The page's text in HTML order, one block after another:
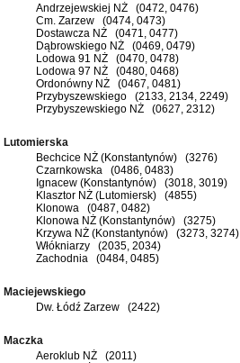
Andrzejewskiej NŻ (0472, 0476)
Cm. Zarzew (0474, 0473)
Dostawcza NŻ (0471, 0477)
Dąbrowskiego NŻ (0469, 0479)
Lodowa 91 NŻ (0470, 0478)
Lodowa 97 NŻ (0480, 0468)
Ordonówny NŻ (0467, 0481)
Przybyszewskiego (2133, 2134, 2249)
Przybyszewskiego NŻ (0627, 2312)
Lutomierska
Bechcice NŻ (Konstantynów) (3276)
Czarnkowska (0486, 0483)
Ignacew (Konstantynów) (3018, 3019)
Klasztor NŻ (Lutomiersk) (4855)
Klonowa (0487, 0482)
Klonowa NŻ (Konstantynów) (3275)
Krzywa NŻ (Konstantynów) (3273, 3274)
Włókniarzy (2035, 2034)
Zachodnia (0484, 0485)
Maciejewskiego
Dw. Łódź Zarzew (2422)
Maczka
Aeroklub NŻ (2011)